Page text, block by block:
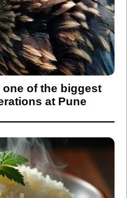
of the biggest
at Pune